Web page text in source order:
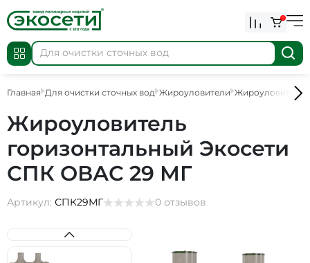
0
Главная Для очистки сточных вод Жироуловители
Жироуловитель
горизонтальный Экосети
СПК ОВАС 29 МГ
Артикул: СПК29МГ 0 отзывов